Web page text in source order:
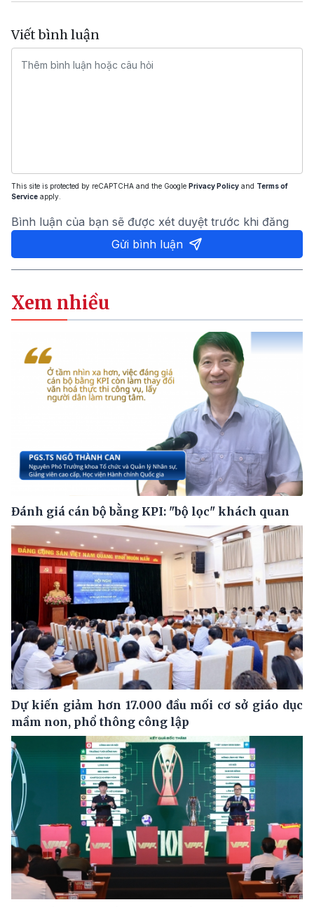
Viết bình luận
This site is protected by reCAPTCHA and the Google Privacy Policy and Terms of
Service apply.
Bình luận của bạn sẽ được xét duyệt trước khi đăng
Gửi bình luận
Xem nhiều
Đánh giá cán bộ bằng KPI: "bộ lọc" khách quan
Dự kiến giảm hơn 17.000 đầu mối cơ sở giáo dục
mầm non, phổ thông công lập